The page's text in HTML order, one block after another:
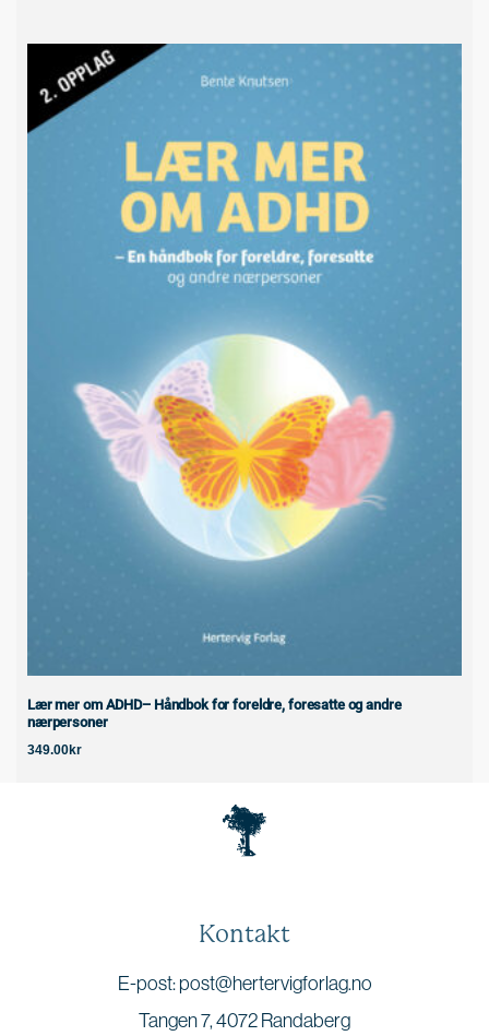
Lær mer om ADHD– Håndbok for foreldre, foresatte og andre
nærpersoner
349.00kr
Kontakt
E-post: post@hertervigforlag.no
Tangen 7, 4072 Randaberg